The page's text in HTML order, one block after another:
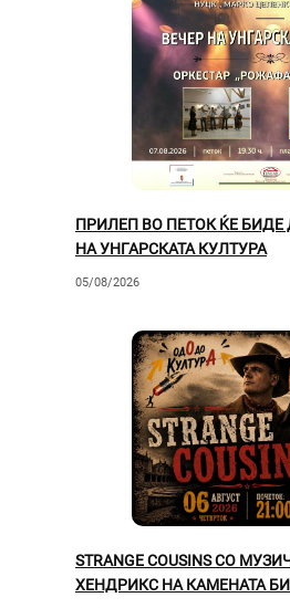
ПРИЛЕП ВО ПЕТОК ЌЕ
НА УНГАРСКАТА КУЛТУРА
05/08/2026
STRANGE COUSINS СО
ХЕНДРИКС НА КАМЕНАТА